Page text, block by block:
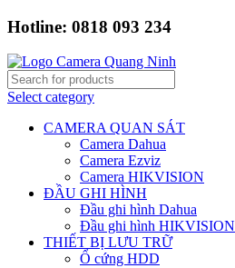
Hotline: 0818 093 234
Select category
CAMERA QUAN SÁT
Camera Dahua
Camera Ezviz
Camera HIKVISION
ĐẦU GHI HÌNH
Đầu ghi hình Dahua
Đầu ghi hình HIKVISION
THIẾT BỊ LƯU TRỮ
Ổ cứng HDD